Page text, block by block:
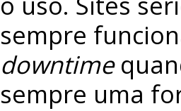
sempre
downtime
sempre uma